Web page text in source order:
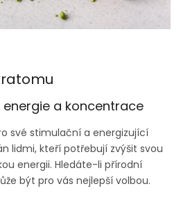
a koncentrace
své stimulační a energizující
lidmi, kteří potřebují zvýšit svou
energii. Hledáte-li přírodní
být pro vás nejlepší volbou.